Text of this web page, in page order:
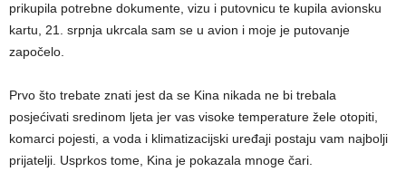
prikupila potrebne dokumente, vizu i putovnicu te kupila avionsku
kartu, 21. srpnja ukrcala sam se u avion i moje je putovanje
započelo.
Prvo što trebate znati jest da se Kina nikada ne bi trebala
posjećivati sredinom ljeta jer vas visoke temperature žele otopiti,
komarci pojesti, a voda i klimatizacijski uređaji postaju vam najbolji
prijatelji. Usprkos tome, Kina je pokazala mnoge čari.